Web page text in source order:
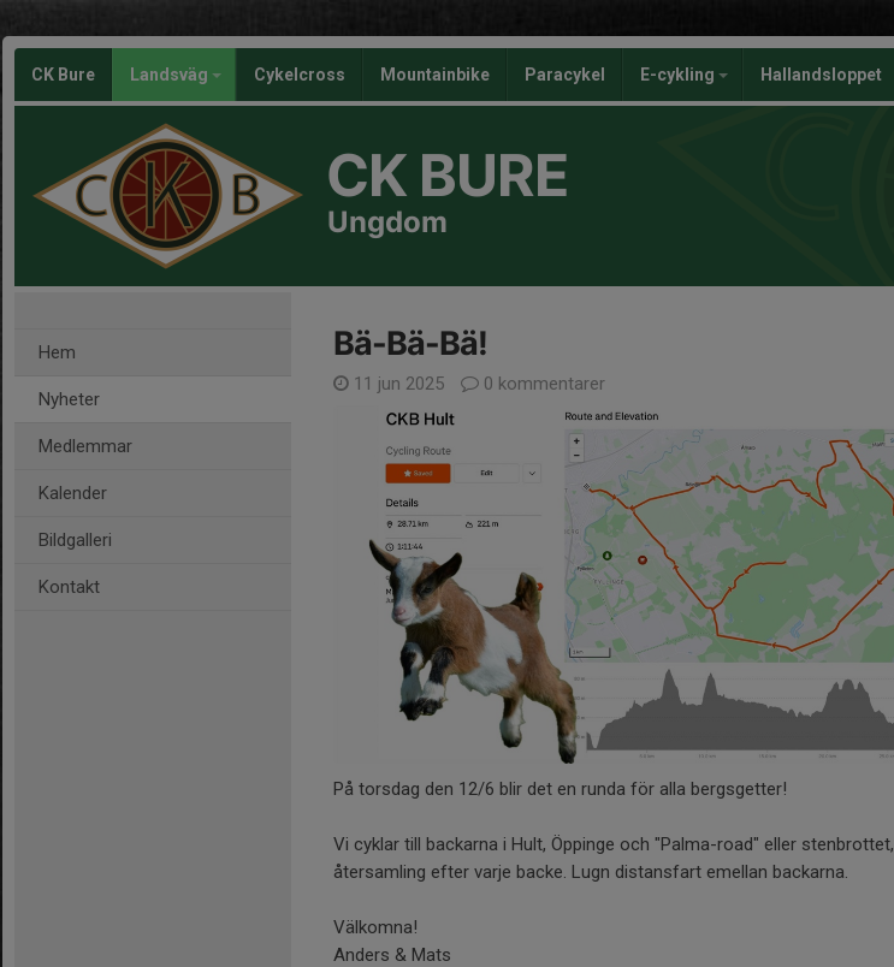
CK Bure Landsväg Cykelcross Mountainbike Paracykel E-cykling Hallandsloppet
CK BURE
Ungdom
Hem
Nyheter
Medlemmar
Kalender
Bildgalleri
Kontakt
Bä-Bä-Bä!
11 jun 2025 0 kommentarer
På torsdag den 12/6 blir det en runda för alla bergsgetter!
Vi cyklar till backarna i Hult, Öppinge och "Palma-road" eller stenbrottet,
återsamling efter varje backe. Lugn distansfart emellan backarna.
Välkomna!
Anders & Mats